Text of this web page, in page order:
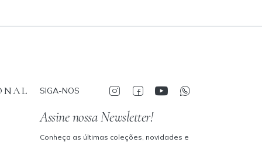
Assine nossa Newsletter!
Conheça as últimas coleções, novidades e
SIGA-NOS